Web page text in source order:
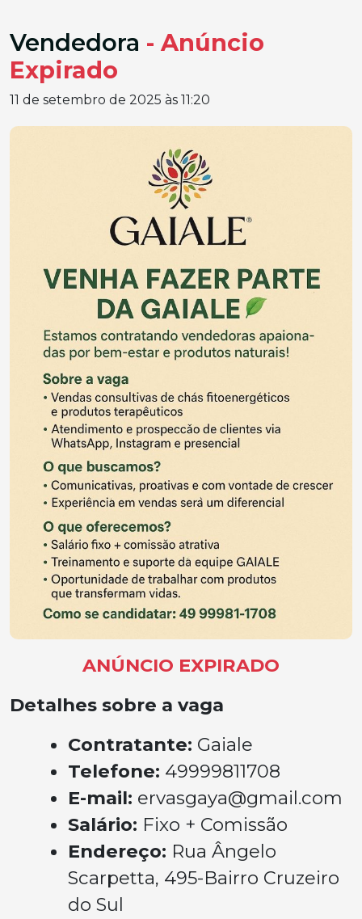
Vendedora - Anúncio
Expirado
11 de setembro de 2025 às 11:20
ANÚNCIO EXPIRADO
Detalhes sobre a vaga
Contratante: Gaiale
Telefone: 49999811708
E-mail: ervasgaya@gmail.com
Salário: Fixo + Comissão
Endereço: Rua Ângelo
Scarpetta, 495-Bairro Cruzeiro
do Sul